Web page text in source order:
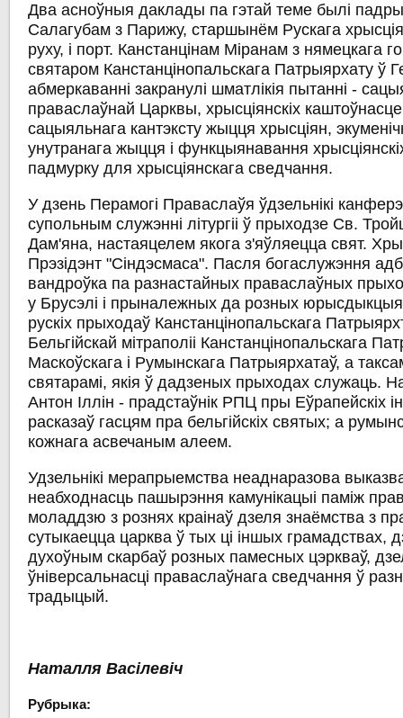
Два асноўныя даклады па гэтай теме былі
Салагубам з Парижу, старшынём Рускага
руху, і порт. Канстанцінам Міранам з нямецкага
святаром Канстанцінопальскага Патрыярхату ў
абмеркаванні закранулі шматлікія пытанні -
праваслаўнай Царквы, хрысціянскіх
сацыяльнага кантэксту жыцця хрысціян,
унутранага жыцця і функцыянавання
падмурку для хрысціянскага сведчання.
У дзень Перамогі Праваслаўя ўдзельнікі
супольным служэнні літургіі ў прыходзе Св.
Дам'яна, настаяцелем якога з'яўляецца свят.
Прэзідэнт "Сіндэсмаса". Пасля богаслужэння
вандроўка па разнастайных праваслаўных
у Брусэлі і прыналежных да розных юрысдыкцыяў:
рускіх прыходаў Канстанцінопальскага
Бельгійскай мітраполіі Канстанцінопальскага
Маскоўскага і Румынскага Патрыярхатаў, а
святарамі, якія ў дадзеных прыходах служаць.
Антон Іллін - прадстаўнік РПЦ пры Еўрапейскіх
расказаў гасцям пра бельгійскіх святых; а
кожнага асвечаным алеем.
Удзельнікі мерапрыемства неаднаразова
неабходнасць пашырэння камунікацыі паміж
моладдзю з рознях краінаў дзеля знаёмства з
сутыкаецца царква ў тых ці іншых грамадствах,
духоўным скарбаў розных памесных цэркваў,
ўніверсальнасці праваслаўнага сведчання ў
традыцый.
Наталля Васілевіч
Рубрыка: